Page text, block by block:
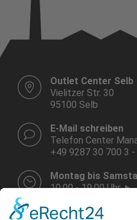
Outlet Center Selb
Vielitzer Str. 30
95100 Selb
E-Mail schreiben
Telefon Center
+49 9287 30 700 3 -
Montag bis
10.00 - 19.00 Uhr